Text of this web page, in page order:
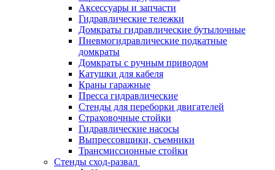
Аксессуары и запчасти
Гидравлические тележки
Домкраты гидравлические бутылочные
Пневмогидравлические подкатные
домкраты
Домкраты с ручным приводом
Катушки для кабеля
Краны гаражные
Пресса гидравлические
Стенды для переборки двигателей
Страховочные стойки
Гидравлические насосы
Выпрессовщики, съемники
Трансмиссионные стойки
Стенды сход-развал